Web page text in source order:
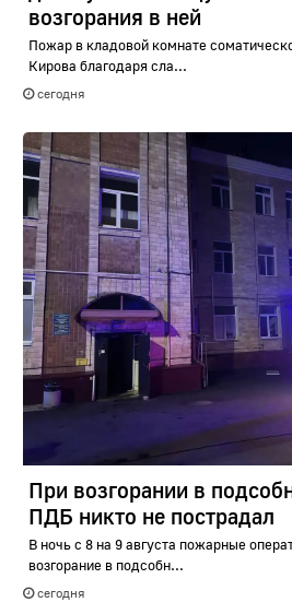
возгорания в ней
Пожар в кладовой комнате
Кирова благодаря сла...
сегодня
При возгорании в
ПДБ никто не пострадал
В ночь с 8 на 9 августа пожарные
возгорание в подсобн...
сегодня